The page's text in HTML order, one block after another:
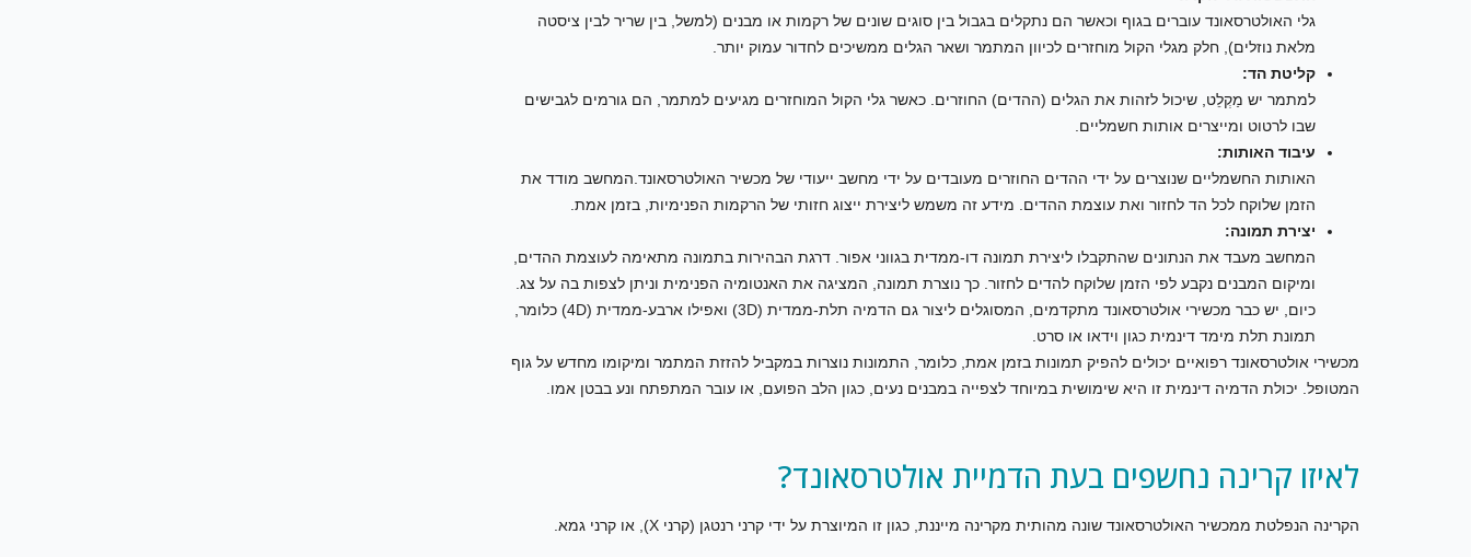
גלי האולטרסאונד עוברים בגוף וכאשר הם נתקלים בגבול בין סוגים שונים של רקמות או מבנים (למשל, בין שריר לבין ציסטה
מלאת נוזלים), חלק מגלי הקול מוחזרים לכיוון המתמר ושאר הגלים ממשיכים לחדור עמוק יותר.
קליטת הד:
למתמר יש מַקְלֵט, שיכול לזהות את הגלים (ההדים) החוזרים. כאשר גלי הקול המוחזרים מגיעים למתמר, הם גורמים לגבישים
שבו לרטוט ומייצרים אותות חשמליים.
עיבוד האותות:
האותות החשמליים שנוצרים על ידי ההדים החוזרים מעובדים על ידי מחשב ייעודי של מכשיר האולטרסאונד.המחשב מודד את
הזמן שלוקח לכל הד לחזור ואת עוצמת ההדים. מידע זה משמש ליצירת ייצוג חזותי של הרקמות הפנימיות, בזמן אמת.
יצירת תמונה:
המחשב מעבד את הנתונים שהתקבלו ליצירת תמונה דו-ממדית בגווני אפור. דרגת הבהירות בתמונה מתאימה לעוצמת ההדים,
ומיקום המבנים נקבע לפי הזמן שלוקח להדים לחזור. כך נוצרת תמונה, המציגה את האנטומיה הפנימית וניתן לצפות בה על צג.
כיום, יש כבר מכשירי אולטרסאונד מתקדמים, המסוגלים ליצור גם הדמיה תלת-ממדית (3D) ואפילו ארבע-ממדית (4D) כלומר,
תמונת תלת מימד דינמית כגון וידאו או סרט.
מכשירי אולטרסאונד רפואיים יכולים להפיק תמונות בזמן אמת, כלומר, התמונות נוצרות במקביל להזזת המתמר ומיקומו מחדש על גוף
המטופל. יכולת הדמיה דינמית זו היא שימושית במיוחד לצפייה במבנים נעים, כגון הלב הפועם, או עובר המתפתח ונע בבטן אמו.
לאיזו קרינה נחשפים בעת הדמיית אולטרסאונד?
הקרינה הנפלטת ממכשיר האולטרסאונד שונה מהותית מקרינה מייננת, כגון זו המיוצרת על ידי קרני רנטגן (קרני X), או קרני גמא.